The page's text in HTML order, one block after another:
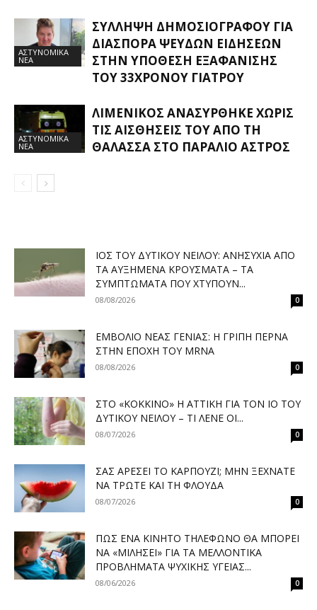
ΑΣΤΥΝΟΜΙΚΑ
ΝΕΑ
ΣΎΛΛΗΨΗ ΔΗΜΟΣΙΟΓΡΆΦΟΥ ΓΙΑ
ΔΙΑΣΠΟΡΆ ΨΕΥΔΏΝ ΕΙΔΉΣΕΩΝ
ΣΤΗΝ ΥΠΌΘΕΣΗ ΕΞΑΦΆΝΙΣΗΣ
ΤΟΥ 33ΧΡΟΝΟΥ ΓΙΑΤΡΟΎ
ΑΣΤΥΝΟΜΙΚΑ
ΝΕΑ
ΛΙΜΕΝΙΚΌΣ ΑΝΑΣΎΡΘΗΚΕ ΧΩΡΊΣ
ΤΙΣ ΑΙΣΘΉΣΕΙΣ ΤΟΥ ΑΠΌ ΤΗ
ΘΆΛΑΣΣΑ ΣΤΟ ΠΑΡΆΛΙΟ ΆΣΤΡΟΣ
ΙΌΣ ΤΟΥ ΔΥΤΙΚΟΎ ΝΕΊΛΟΥ: ΑΝΗΣΥΧΊΑ ΑΠΌ
ΤΑ ΑΥΞΗΜΈΝΑ ΚΡΟΎΣΜΑΤΑ – ΤΑ
ΣΥΜΠΤΏΜΑΤΑ ΠΟΥ ΧΤΥΠΟΎΝ...
08/08/2026 0
ΕΜΒΌΛΙΟ ΝΈΑΣ ΓΕΝΙΆΣ: Η ΓΡΊΠΗ ΠΕΡΝΆ
ΣΤΗΝ ΕΠΟΧΉ ΤΟΥ MRNA
08/08/2026 0
ΣΤΟ «ΚΌΚΚΙΝΟ» Η ΑΤΤΙΚΉ ΓΙΑ ΤΟΝ ΙΌ ΤΟΥ
ΔΥΤΙΚΟΎ ΝΕΊΛΟΥ – ΤΙ ΛΈΝΕ ΟΙ...
08/07/2026 0
ΣΑΣ ΑΡΈΣΕΙ ΤΟ ΚΑΡΠΟΎΖΙ; ΜΗΝ ΞΕΧΝΆΤΕ
ΝΑ ΤΡΏΤΕ ΚΑΙ ΤΗ ΦΛΟΎΔΑ
08/07/2026 0
ΠΏΣ ΈΝΑ ΚΙΝΗΤΌ ΤΗΛΈΦΩΝΟ ΘΑ ΜΠΟΡΕΊ
ΝΑ «ΜΙΛΉΣΕΙ» ΓΙΑ ΤΑ ΜΕΛΛΟΝΤΙΚΆ
ΠΡΟΒΛΉΜΑΤΑ ΨΥΧΙΚΉΣ ΥΓΕΊΑΣ...
08/06/2026 0